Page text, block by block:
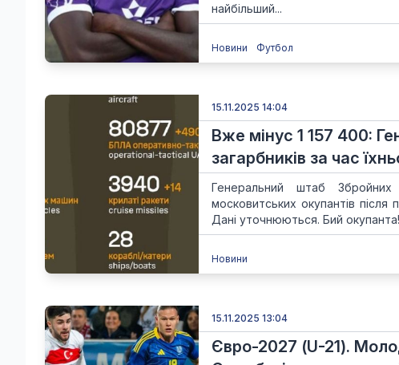
найбільший...
Новини Футбол
15.11.2025 14:04
Вже мінус 1 157 400:
загарбників за час
Генеральний штаб
московитських окупантів
Дані уточнюються. Бий
Новини
15.11.2025 13:04
Євро-2027 (U-21).